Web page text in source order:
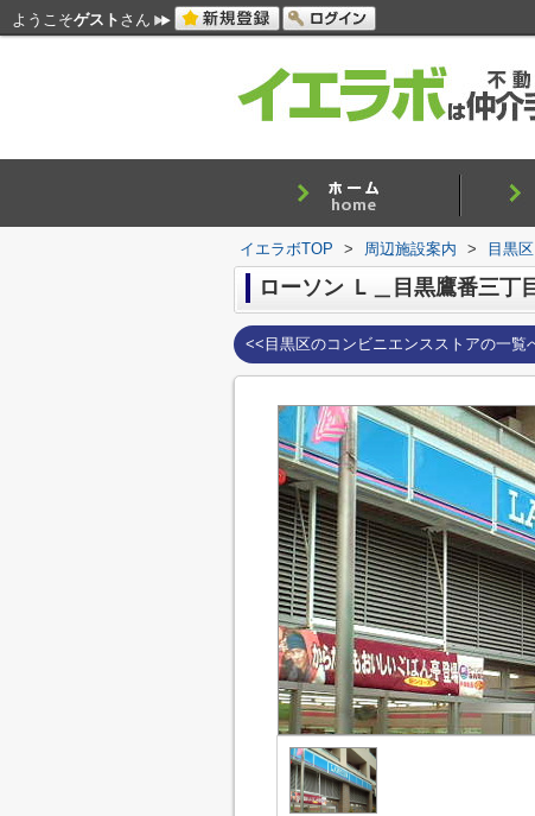
ようこそゲスト さん
イエラボTOP > 周辺施設案内 > 目黒区
ローソン Ｌ＿目黒鷹番三丁目
<<目黒区のコンビニエンスストアの一覧